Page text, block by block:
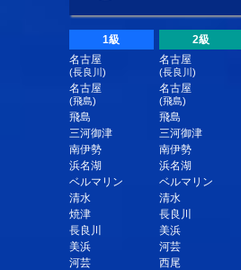
1級
名古屋
(長良川)
名古屋
(飛島)
飛島
三河御津
南伊勢
浜名湖
ベルマリン
清水
焼津
長良川
美浜
河芸
2級
名古屋
(長良川)
名古屋
(飛島)
飛島
三河御津
南伊勢
浜名湖
ベルマリン
清水
長良川
美浜
河芸
西尾